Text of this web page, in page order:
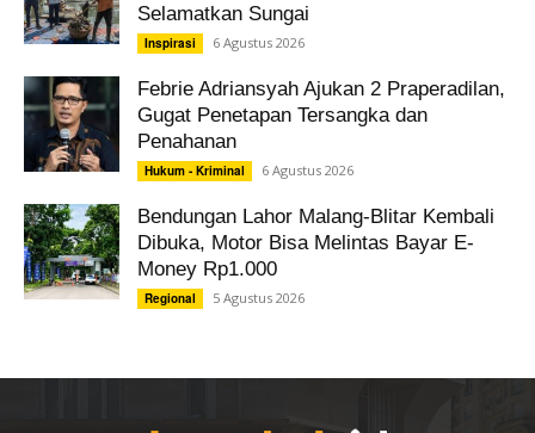
Selamatkan Sungai
Inspirasi 6 Agustus 2026
Febrie Adriansyah Ajukan 2 Praperadilan,
Gugat Penetapan Tersangka dan
Penahanan
Hukum - Kriminal 6 Agustus 2026
Bendungan Lahor Malang-Blitar Kembali
Dibuka, Motor Bisa Melintas Bayar E-
Money Rp1.000
Regional 5 Agustus 2026